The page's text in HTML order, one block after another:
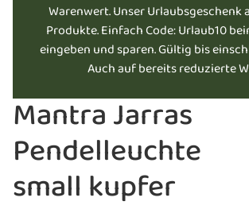
Warenwert. Unser Urlaubsgeschenk
Produkte. Einfach Code: Urlaub10
eingeben und sparen. Gültig bis
Auch auf bereits reduzierte
Mantra Jarras
Pendelleuchte
small kupfer